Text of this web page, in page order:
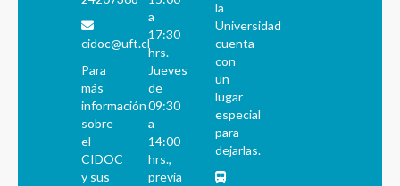
cidoc@uft.cl
Para
más
información
sobre
el
CIDOC
y sus
a
17:30
hrs.
Jueves
de
09:30
a
14:00
hrs.,
previa
la
Universidad
cuenta
con
un
lugar
especial
para
dejarlas.